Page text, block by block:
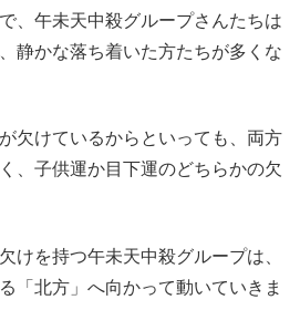
、午未天中殺グループさんたちは
静かな落ち着いた方たちが多くな
欠けているからといっても、両方
、子供運か目下運のどちらかの欠
けを持つ午未天中殺グループは、
「北方」へ向かって動いていきま